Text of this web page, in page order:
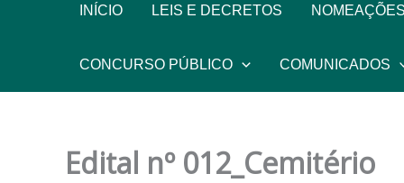
INÍCIO LEIS E DECRETOS
CONCURSO PÚBLICO COMUNICADOS
Edital nº 012_Cemitério